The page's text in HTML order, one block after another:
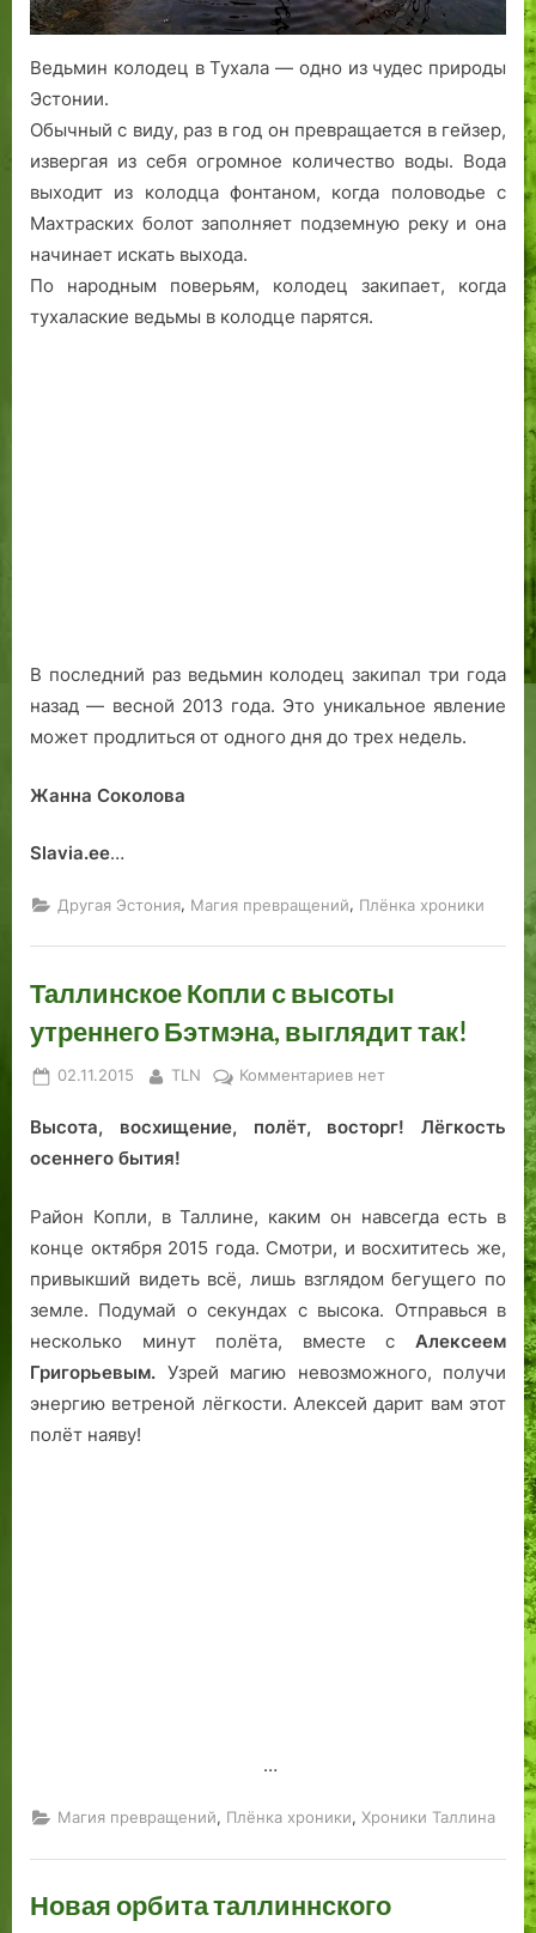
Ведьмин колодец в Тухала — одно из чудес природы
Эстонии.
Обычный с виду, раз в год он превращается в гейзер,
извергая из себя огромное количество воды. Вода
выходит из колодца фонтаном, когда половодье с
Махтраских болот заполняет подземную реку и она
начинает искать выхода.
По народным поверьям, колодец закипает, когда
тухалаские ведьмы в колодце парятся.
В последний раз ведьмин колодец закипал три года
назад — весной 2013 года. Это уникальное явление
может продлиться от одного дня до трех недель.
Жанна Соколова
Slavia.ee…
Другая Эстония, Магия превращений, Плёнка хроники
Таллинское Копли с высоты
утреннего Бэтмэна, выглядит так!
Posted
02.11.2015 By
TLN Комментариевк
Таллинское
утреннего
Бэтмэна,
выглядит
так!
нет
Высота, восхищение, полёт, восторг! Лёгкость
осеннего бытия!
Район Копли, в Таллине, каким он навсегда есть в
конце октября 2015 года. Смотри, и восхититесь же,
привыкший видеть всё, лишь взглядом бегущего по
земле. Подумай о секундах с высока. Отправься в
несколько минут полёта, вместе с Алексеем
Григорьевым. Узрей магию невозможного, получи
энергию ветреной лёгкости. Алексей дарит вам этот
полёт наяву!
…
Магия превращений, Плёнка хроники, Хроники Таллина
Новая орбита таллиннского